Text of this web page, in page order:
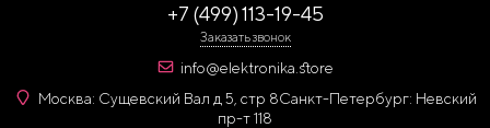
+7 (499) 113-19-45
Заказать звонок
info@elektronika.store
Москва: Сущевский Вал д 5, стр 8Санкт-Петербург: Невский
пр-т 118